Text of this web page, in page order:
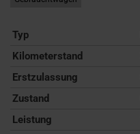
Typ
Kilometerstand
Erstzulassung
Zustand
Leistung